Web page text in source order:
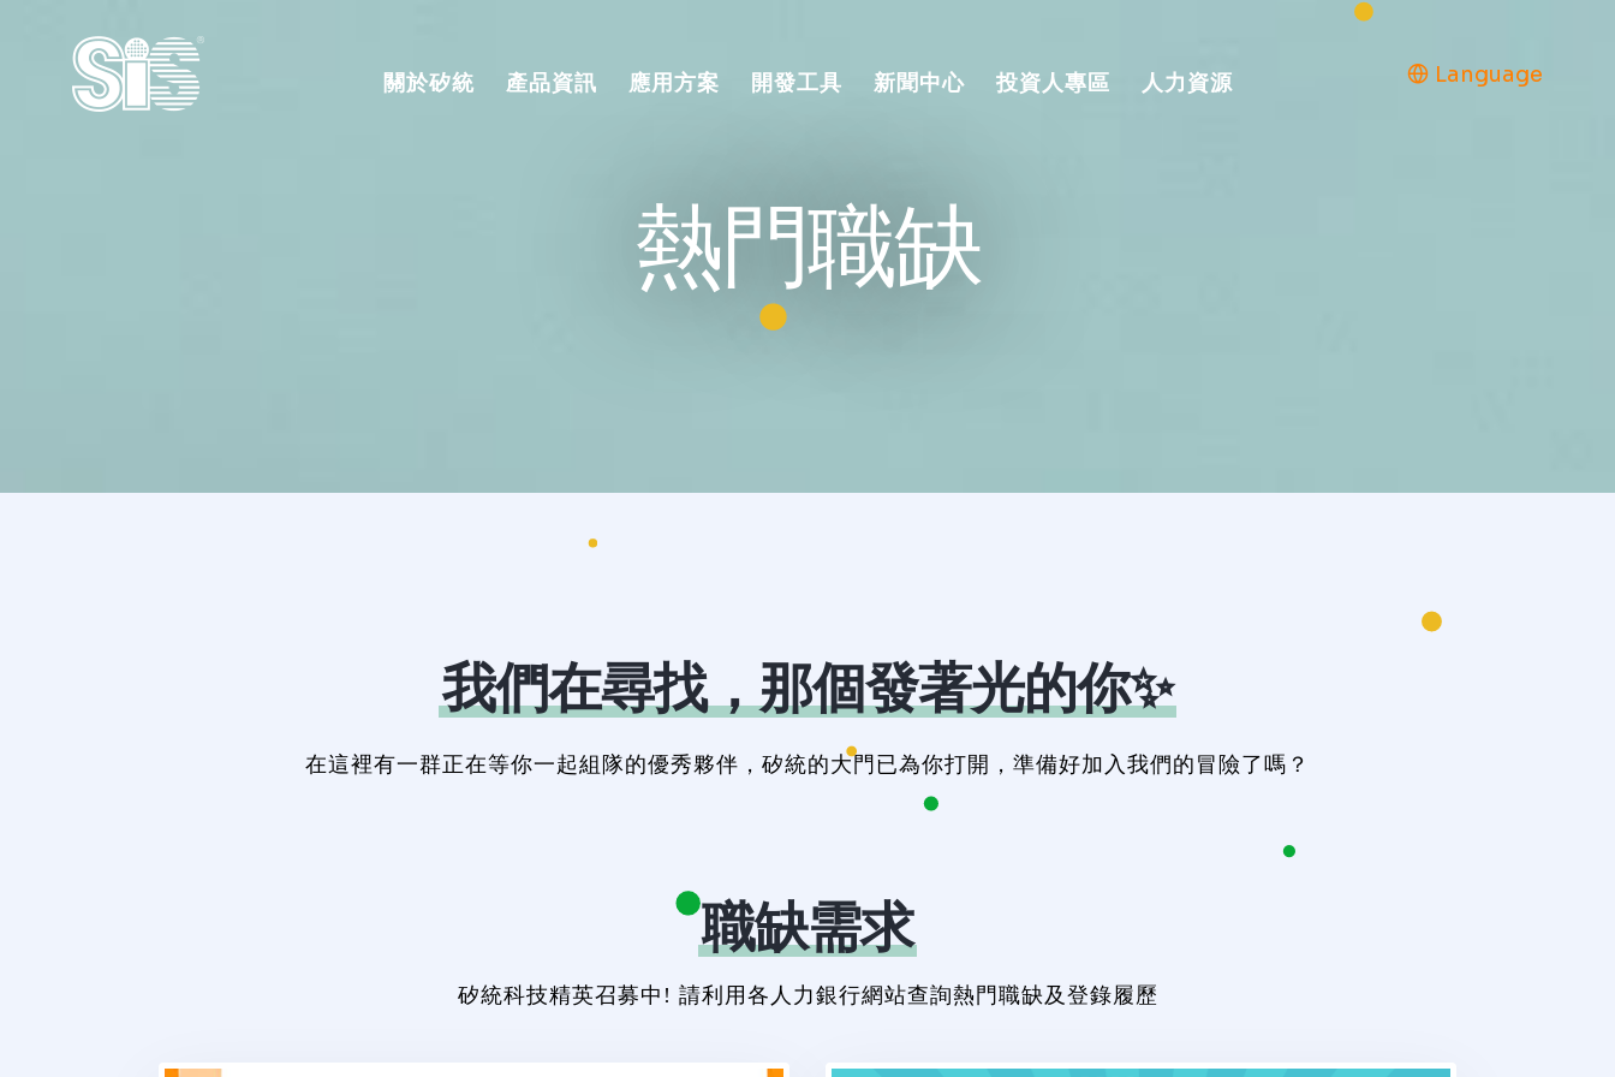
關於矽統 產品資訊 應用方案 開發工具 新聞中心 投資人專區 人力資源 Language
熱門職缺
我們在尋找，那個發著光的你✨
在這裡有一群正在等你一起組隊的優秀夥伴，矽統的大門已為你打開，準備好加入我們的冒險了嗎？
職缺需求
矽統科技精英召募中! 請利用各人力銀行網站查詢熱門職缺及登錄履歷